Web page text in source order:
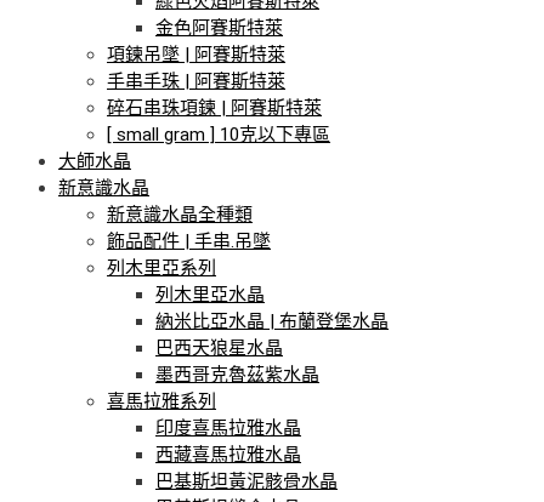
金色阿賽斯特萊
項鍊吊墜 | 阿賽斯特萊
手串手珠 | 阿賽斯特萊
碎石串珠項鍊 | 阿賽斯特萊
[ small gram ] 10克以下專區
大師水晶
新意識水晶
新意識水晶全種類
飾品配件 | 手串.吊墜
列木里亞系列
列木里亞水晶
納米比亞水晶 | 布蘭登堡水晶
巴西天狼星水晶
墨西哥克魯茲紫水晶
喜馬拉雅系列
印度喜馬拉雅水晶
西藏喜馬拉雅水晶
巴基斯坦黃泥骸骨水晶